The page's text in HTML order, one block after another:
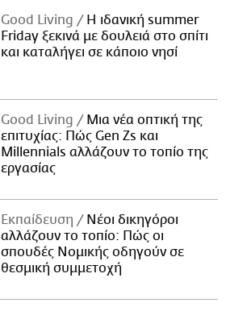
Good Living
Η ιδανική summer
Friday ξεκινά με δουλειά στο σπίτι
και καταλήγει σε κάποιο νησί
Good Living
Μια νέα οπτική της
επιτυχίας: Πώς Gen Zs και
Millennials αλλάζουν το τοπίο της
εργασίας
Εκπαίδευση
Νέοι δικηγόροι
αλλάζουν το τοπίο: Πώς οι
σπουδές Νομικής οδηγούν σε
θεσμική συμμετοχή